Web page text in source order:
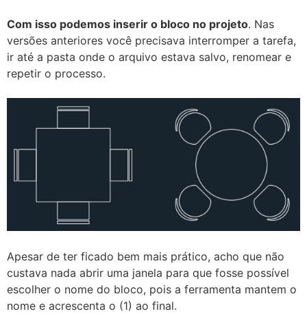
Com isso podemos inserir o bloco no projeto. Nas
versões anteriores você precisava interromper a tarefa,
ir até a pasta onde o arquivo estava salvo, renomear e
repetir o processo.
Apesar de ter ficado bem mais prático, acho que não
custava nada abrir uma janela para que fosse possível
escolher o nome do bloco, pois a ferramenta mantem o
nome e acrescenta o (1) ao final.